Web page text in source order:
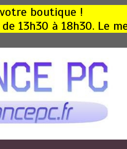
boutique !
13h30 à 18h30. Le